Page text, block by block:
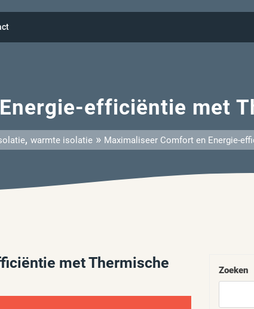
efficiëntie met
, warmte isolatie » Maximaliseer Comfort en Energie-
met Thermische
Zoeken